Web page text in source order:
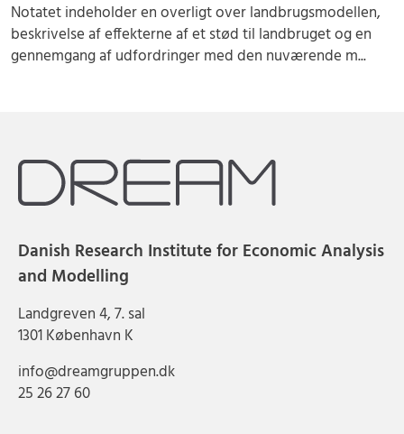
Notatet indeholder en overligt over landbrugsmodellen,
beskrivelse af effekterne af et stød til landbruget og en
gennemgang af udfordringer med den nuværende m...
Danish Research Institute for Economic Analysis
and Modelling
Landgreven 4, 7. sal
1301 København K
info@dreamgruppen.dk
25 26 27 60